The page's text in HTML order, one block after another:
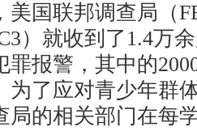
国联邦调查局（
）就收到了1.4万
罪报警，其中的
为了应对青少年群
局的相关部门在每